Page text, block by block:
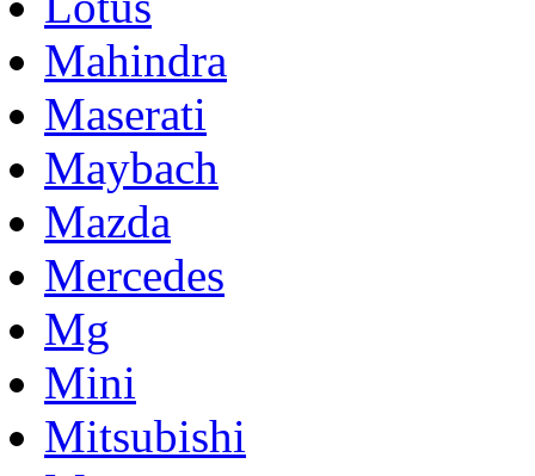
Mahindra
Maserati
Maybach
Mazda
Mercedes
Mg
Mini
Mitsubishi